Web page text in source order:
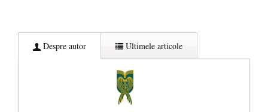
Despre autor Ultimele articole